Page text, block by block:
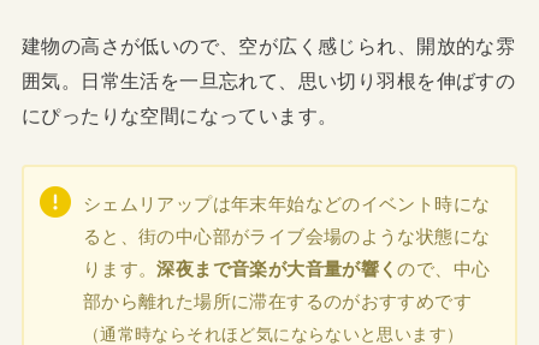
建物の高さが低いので、空が広く感じられ、開放的な雰
囲気。日常生活を一旦忘れて、思い切り羽根を伸ばすの
にぴったりな空間になっています。
シェムリアップは年末年始などのイベント時にな
ると、街の中心部がライブ会場のような状態にな
ります。深夜まで音楽が大音量が響くので、中心
部から離れた場所に滞在するのがおすすめです
（通常時ならそれほど気にならないと思います）